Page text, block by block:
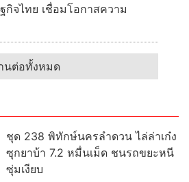
กิจไทย เชื่อมโอกาสความ
นต่อทั้งหมด
ชุด 238 พิทักษ์นครลำดวน ไล่ล่าเก๋ง
ซุกยาบ้า 7.2 หมื่นเม็ด ชนรถขยะหนี
ซุ่มเงียบ